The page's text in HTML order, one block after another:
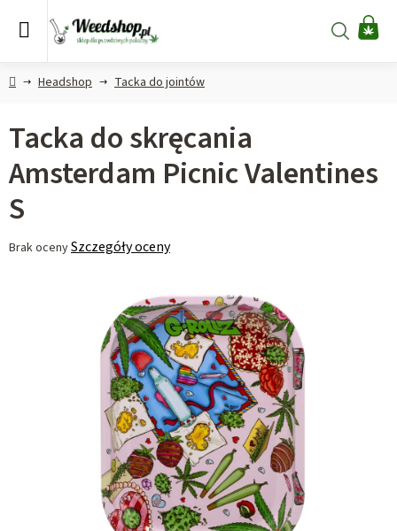
Szukaj
HomeHeadshop Tacka do jointów
Tacka do skręcania
Amsterdam Picnic Valentines
S
Średnia
Brak ocenySzczegóły oceny